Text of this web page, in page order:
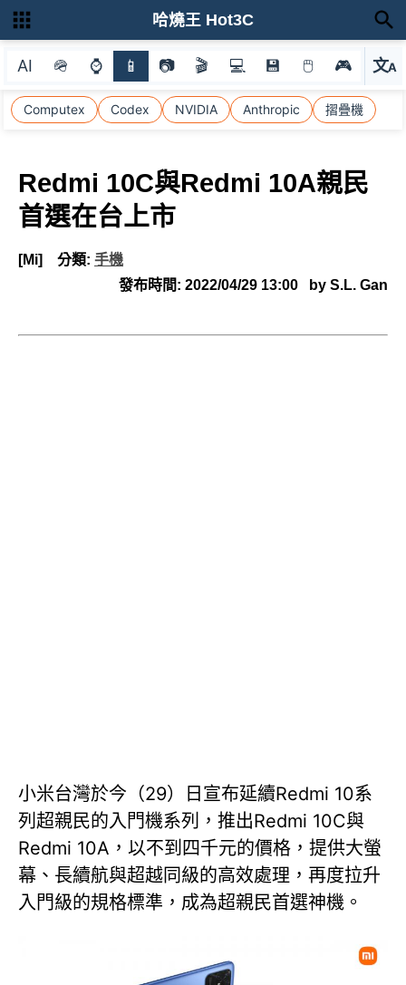
AI 🪖 ⌚ 📱 📷 🎬 💻 💾 🖱 🎮 文A
選
Computex Codex NVIDIA Anthropic 摺疊機
哈燒王 Hot3C
Redmi 10C與Redmi 10A親民
首選在台上市
[Mi] 分類: 手機
發布時間: 2022/04/29 13:00 by S.L. Gan
小米台灣於今（29）日宣布延續Redmi 10系
列超親民的入門機系列，推出Redmi 10C與
Redmi 10A，以不到四千元的價格，提供大螢
幕、長續航與超越同級的高效處理，再度拉升
入門級的規格標準，成為超親民首選神機。